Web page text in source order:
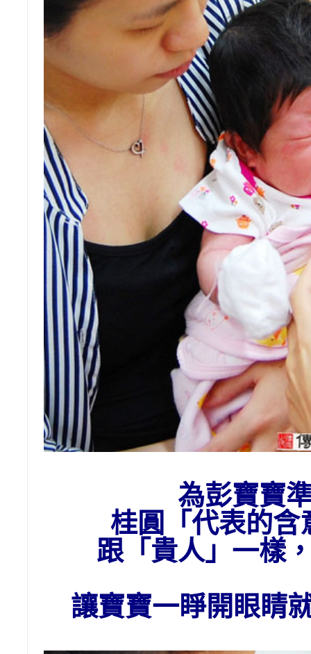
為彭寶寶
桂圓「代表的含
跟「貴人」一樣
讓寶寶一睜開眼睛